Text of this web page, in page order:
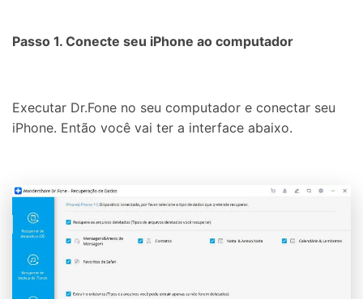
Passo 1. Conecte seu iPhone ao computador
Executar Dr.Fone no seu computador e conectar seu
iPhone. Então você vai ter a interface abaixo.